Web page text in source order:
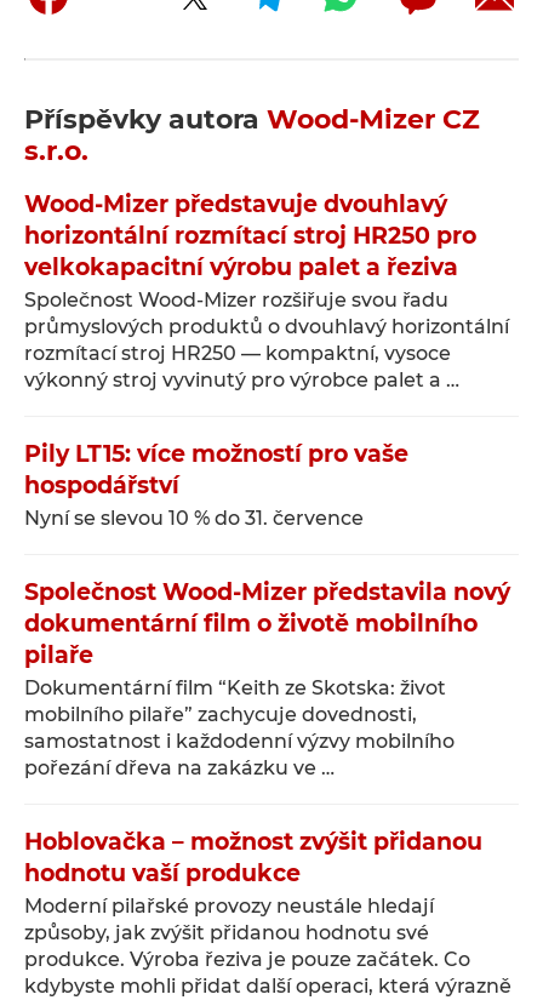
Příspěvky autora Wood-Mizer CZ
s.r.o.
Wood-Mizer představuje dvouhlavý
horizontální rozmítací stroj HR250 pro
velkokapacitní výrobu palet a řeziva
Společnost Wood-Mizer rozšiřuje svou řadu
průmyslových produktů o dvouhlavý horizontální
rozmítací stroj HR250 — kompaktní, vysoce
výkonný stroj vyvinutý pro výrobce palet a …
Pily LT15: více možností pro vaše
hospodářství
Nyní se slevou 10 % do 31. července
Společnost Wood-Mizer představila nový
dokumentární film o životě mobilního
pilaře
Dokumentární film “Keith ze Skotska: život
mobilního pilaře” zachycuje dovednosti,
samostatnost i každodenní výzvy mobilního
pořezání dřeva na zakázku ve …
Hoblovačka – možnost zvýšit přidanou
hodnotu vaší produkce
Moderní pilařské provozy neustále hledají
způsoby, jak zvýšit přidanou hodnotu své
produkce. Výroba řeziva je pouze začátek. Co
kdybyste mohli přidat další operaci, která výrazně